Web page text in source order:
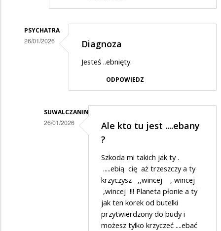
PSYCHATRA
26/01/2026
odpowiedzi
Diagnoza
Jesteś ..ebnięty.
ODPOWIEDZ
SUWALCZANIN
26/01/2026
Ale kto tu jest ....ebany
?
Szkoda mi takich jak ty .
.....ebią cię aż trzeszczy a ty
krzyczysz ,,wincej , wincej
,wincej !!! Planeta płonie a ty
jak ten korek od butelki
przytwierdzony do budy i
możesz tylko krzyczeć ....ebać